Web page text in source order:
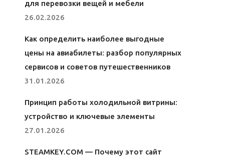
для перевозки вещей и мебели
26.02.2026
Как определить наиболее выгодные
цены на авиабилеты: разбор популярных
сервисов и советов путешественников
31.01.2026
Принцип работы холодильной витрины:
устройство и ключевые элементы
27.01.2026
STEAMKEY.COM — Почему этот сайт